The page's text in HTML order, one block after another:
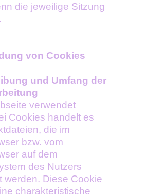
die jeweilige Sitzung
von Cookies
und Umfang der
verwendet
Cookies handelt es
die im
bzw. vom
auf dem
des Nutzers
werden. Diese Cookie
charakteristische